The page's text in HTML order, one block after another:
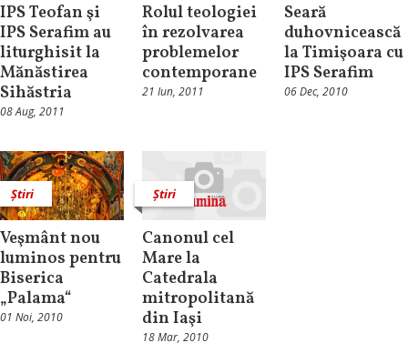
IPS Teofan şi
IPS Serafim au
liturghisit la
Mănăstirea
Sihăstria
08 Aug, 2011
Rolul teologiei
în rezolvarea
problemelor
contemporane
21 Iun, 2011
Seară
duhovnicească
la Timişoara cu
IPS Serafim
06 Dec, 2010
Știri
Veşmânt nou
luminos pentru
Biserica
„Palama“
01 Noi, 2010
Știri
Canonul cel
Mare la
Catedrala
mitropolitană
din Iaşi
18 Mar, 2010